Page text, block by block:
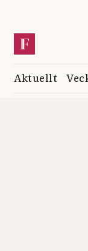
Aktuellt